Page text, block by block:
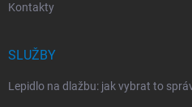
Kontakty
SLUŽBY
Lepidlo na dlažbu: jak vybrat to